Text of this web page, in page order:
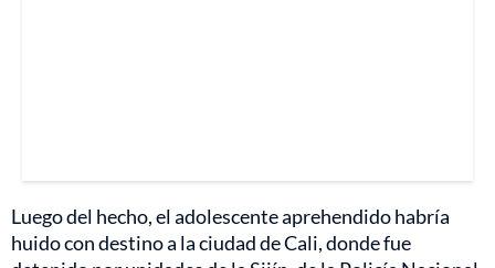
Luego del hecho, el adolescente aprehendido habría
huido con destino a la ciudad de Cali, donde fue